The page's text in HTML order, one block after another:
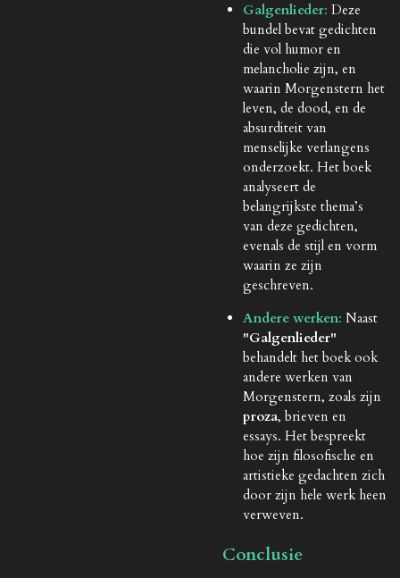
Galgenlieder: Deze
bundel bevat gedichten
die vol humor en
melancholie zijn, en
waarin Morgenstern het
leven, de dood, en de
absurditeit van
menselijke verlangens
onderzoekt. Het boek
analyseert de
belangrijkste thema’s
van deze gedichten,
evenals de stijl en vorm
waarin ze zijn
geschreven.
Andere werken: Naast
"Galgenlieder"
behandelt het boek ook
andere werken van
Morgenstern, zoals zijn
proza, brieven en
essays. Het bespreekt
hoe zijn filosofische en
artistieke gedachten zich
door zijn hele werk heen
verweven.
Conclusie